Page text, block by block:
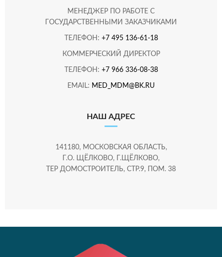
МЕНЕДЖЕР ПО РАБОТЕ С
ГОСУДАРСТВЕННЫМИ ЗАКАЗЧИКАМИ
ТЕЛЕФОН: +7 495 136-61-18
КОММЕРЧЕСКИЙ ДИРЕКТОР
ТЕЛЕФОН: +7 966 336-08-38
EMAIL: MED_MDM@BK.RU
НАШ АДРЕС
141180, МОСКОВСКАЯ ОБЛАСТЬ,
Г.О. ЩЁЛКОВО, Г.ЩЁЛКОВО,
ТЕР ДОМОСТРОИТЕЛЬ, СТР.9, ПОМ. 38